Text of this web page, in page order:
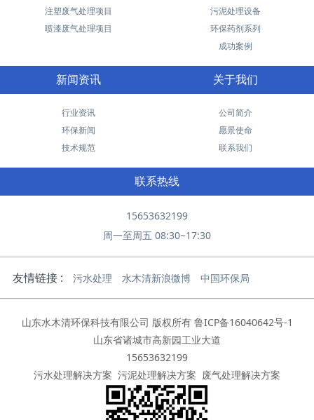
注塑废气处理项目
喷漆废气处理项目
污泥处理设备
环保药剂系列
成功案例
新闻资讯
行业资讯
环保新闻
技术规范
关于我们
公司简介
愿景使命
联系我们
联系热线
15653632199
周一至周五 08:30~17:30
友情链接 : 污水处理 水木清新浪微博 中国环保局
山东水木清环保科技有限公司 版权所有 鲁ICP备16040642号-1
山东省诸城市高新园工业大道
15653632199
污水处理解决方案 污泥处理解决方案 废气处理解决方案